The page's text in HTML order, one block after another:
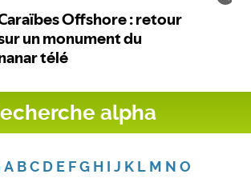
alpha
A B C D E F G H I J K L M N O